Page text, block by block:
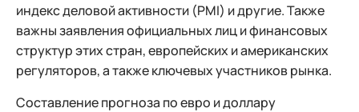
индекс деловой активности (PMI) и другие. Также
важны заявления официальных лиц и финансовых
структур этих стран, европейских и американских
регуляторов, а также ключевых участников рынка.
Составление прогноза по евро и доллару